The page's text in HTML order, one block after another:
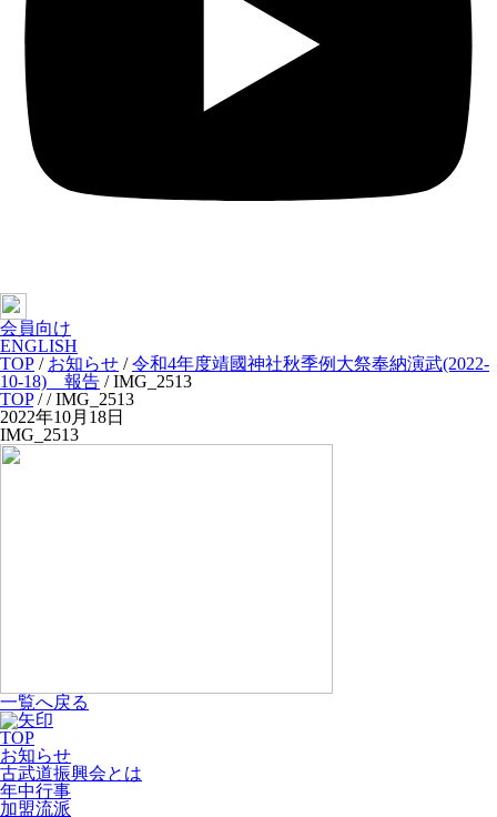
会員向け
ENGLISH
TOP / お知らせ /令和4年度靖國神社秋季例大祭奉納演武(2022-
10-18) 報告 /IMG_2513
TOP// IMG_2513
2022年10月18日
IMG_2513
一覧へ戻る
TOP
お知らせ
古武道振興会とは
年中行事
加盟流派